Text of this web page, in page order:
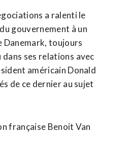
a ralenti le
gouvernement à un
Danemark, toujours
ses relations ⁠avec
américain Donald
de ce dernier au ​sujet
française ​Benoit Van